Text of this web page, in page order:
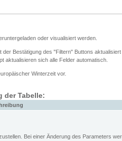
oder visualisiert werden.
Bestätigung des "Filtern" Buttons
aktualisieren sich alle Felder automatisch.
Winterzeit vor.
der Tabelle:
Bei einer Änderung des Parameters